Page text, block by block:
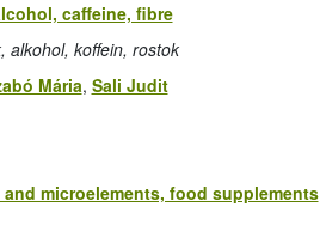
caffeine, fibre
alkohol, koffein, rostok
Mária, Sali Judit
microelements, food supplements